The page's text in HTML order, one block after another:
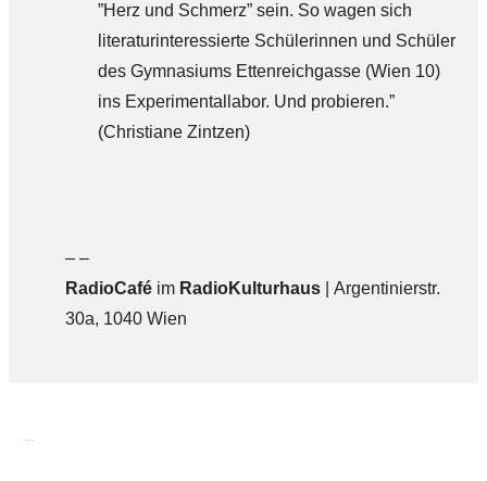
”Herz und Schmerz” sein. So wagen sich
literaturinteressierte Schülerinnen und Schüler
des Gymnasiums Ettenreichgasse (Wien 10)
ins Experimentallabor. Und probieren.”
(Christiane Zintzen)
– –
RadioCafé im RadioKulturhaus| Argentinierstr.
30a, 1040 Wien